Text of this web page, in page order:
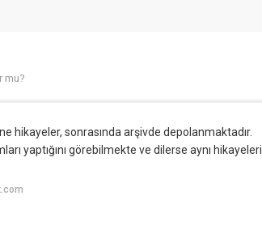
mu?
hikayeler, sonrasında arşivde depolanmaktadır.
yaptığını görebilmekte ve dilerse aynı hikayeleri